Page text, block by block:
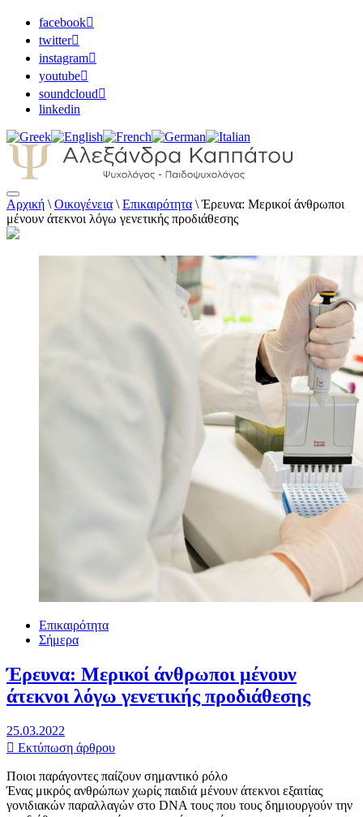
facebook
twitter
instagram
youtube
soundcloud
linkedin
Αλεξάνδρα Καππάτου Ψυχολόγος –
Παιδοψυχολόγος
Αρχική \ Οικογένεια \ Επικαιρότητα \Έρευνα: Μερικοί άνθρωποι
μένουν άτεκνοι λόγω γενετικής προδιάθεσης
Επικαιρότητα
Σήμερα
Έρευνα: Μερικοί άνθρωποι μένουν
άτεκνοι λόγω γενετικής προδιάθεσης
25.03.2022
Εκτύπωση άρθρου
Ποιοι παράγοντες παίζουν σημαντικό ρόλο
Ένας μικρός ανθρώπων χωρίς παιδιά μένουν άτεκνοι εξαιτίας
γονιδιακών παραλλαγών στο DNA τους που τους δημιουργούν την